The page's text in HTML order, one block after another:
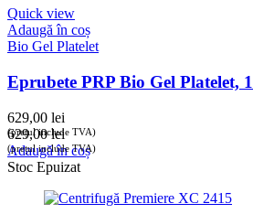
Quick view
Adaugă în coș
Bio Gel Platelet
Eprubete PRP Bio Gel Platelet,
629,00 lei
(prețul include TVA)
629,00lei
(prețul include TVA)
Adaugă în coș
Stoc Epuizat